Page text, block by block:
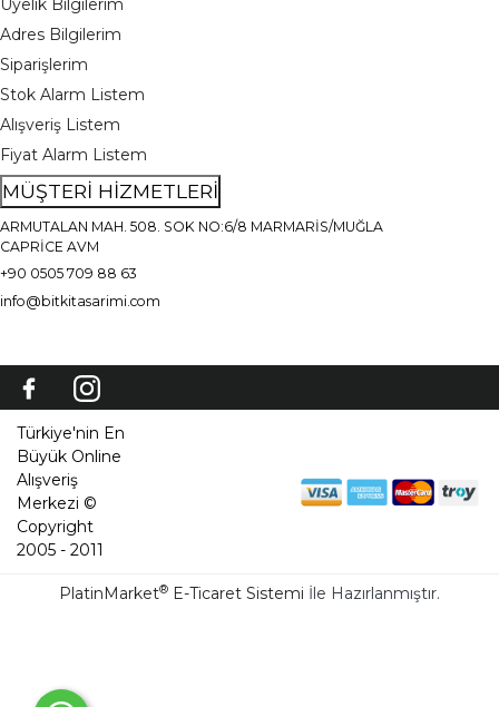
Üyelik Bilgilerim
Adres Bilgilerim
Siparişlerim
Stok Alarm Listem
Alışveriş Listem
Fiyat Alarm Listem
MÜŞTERİ HİZMETLERİ
ARMUTALAN MAH. 508. SOK NO:6/8 MARMARİS/MUĞLA
CAPRİCE AVM
+90 0505 709 88 63
info@bitkitasarimi.com
Türkiye'nin En
Büyük Online
Alışveriş
Merkezi ©
Copyright
2005 - 2011
PlatinMarket® E-Ticaret Sistemi İle Hazırlanmıştır.